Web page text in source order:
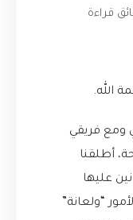
الله.
ومع فريقي
أطلقنا
عليها
“ولعانة”